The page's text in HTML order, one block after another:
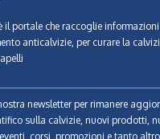
il portale che raccoglie
anticalvizie, per curare la
newsletter per rimanere
sulla calvizie, nuovi prodotti,
corsi, promozioni e tanto